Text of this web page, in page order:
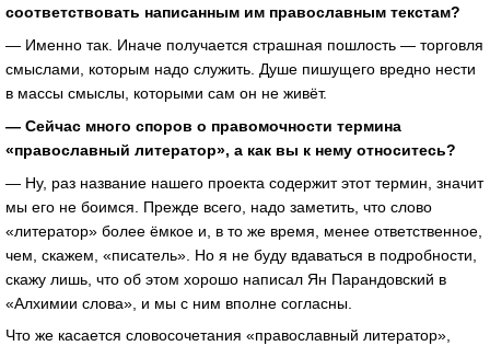
соответствовать написанным им православным текстам?
— Именно так. Иначе получается страшная пошлость — торговля
смыслами, которым надо служить. Душе пишущего вредно нести
в массы смыслы, которыми сам он не живёт.
— Сейчас много споров о правомочности термина
«православный литератор», а как вы к нему относитесь?
— Ну, раз название нашего проекта содержит этот термин, значит
мы его не боимся. Прежде всего, надо заметить, что слово
«литератор» более ёмкое и, в то же время, менее ответственное,
чем, скажем, «писатель». Но я не буду вдаваться в подробности,
скажу лишь, что об этом хорошо написал Ян Парандовский в
«Алхимии слова», и мы с ним вполне согласны.
Что же касается словосочетания «православный литератор»,